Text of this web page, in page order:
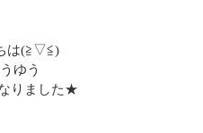
は(≧▽≦)
ゆう
りました★